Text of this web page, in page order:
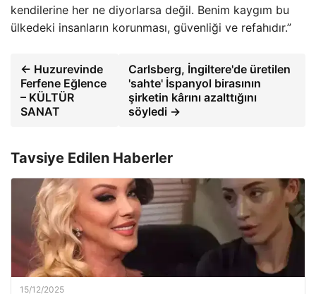
kendilerine her ne diyorlarsa değil. Benim kaygım bu
ülkedeki insanların korunması, güvenliği ve refahıdır.”
← Huzurevinde
Ferfene Eğlence
– KÜLTÜR
SANAT
Carlsberg, İngiltere'de üretilen
'sahte' İspanyol birasının
şirketin kârını azalttığını
söyledi →
Tavsiye Edilen Haberler
15/12/2025